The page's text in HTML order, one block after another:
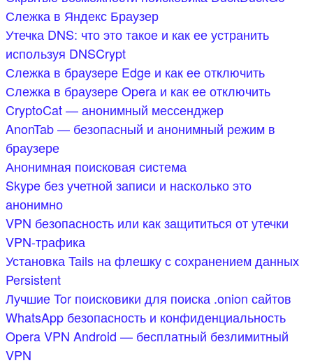
Слежка в Яндекс Браузер
Утечка DNS: что это такое и как ее устранить
используя DNSCrypt
Слежка в браузере Edge и как ее отключить
Слежка в браузере Opera и как ее отключить
CryptoCat — анонимный мессенджер
AnonTab — безопасный и анонимный режим в
браузере
Анонимная поисковая система
Skype без учетной записи и насколько это
анонимно
VPN безопасность или как защититься от утечки
VPN-трафика
Установка Tails на флешку с сохранением данных
Persistent
Лучшие Tor поисковики для поиска .onion сайтов
WhatsApp безопасность и конфиденциальность
Opera VPN Android — бесплатный безлимитный
VPN